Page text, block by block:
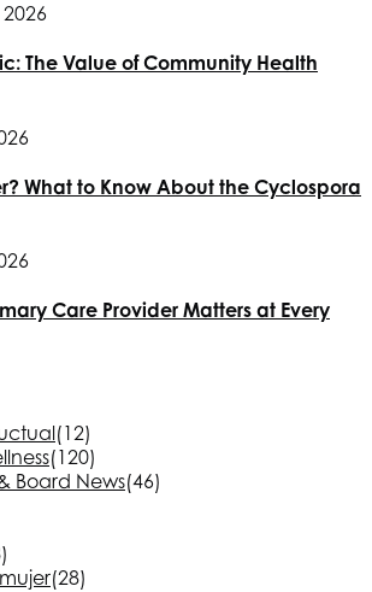
The Value of Community Health
What to Know About the Cyclospora
Care Provider Matters at Every
(12)
(120)
Board News(46)
(28)